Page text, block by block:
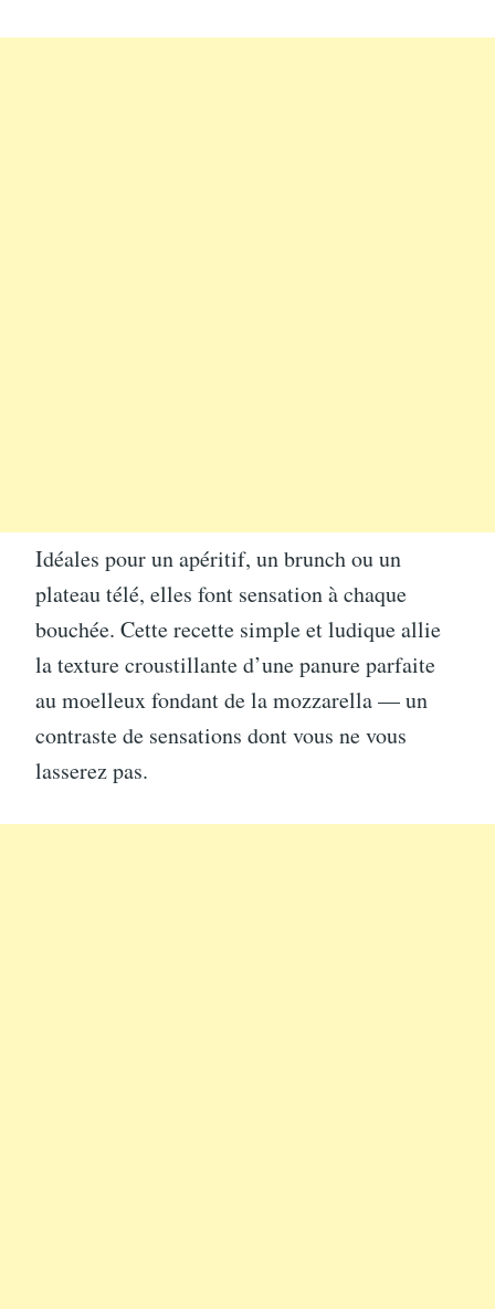
Idéales pour un apéritif, un brunch ou un
plateau télé, elles font sensation à chaque
bouchée. Cette recette simple et ludique allie
la texture croustillante d’une panure parfaite
au moelleux fondant de la mozzarella — un
contraste de sensations dont vous ne vous
lasserez pas.